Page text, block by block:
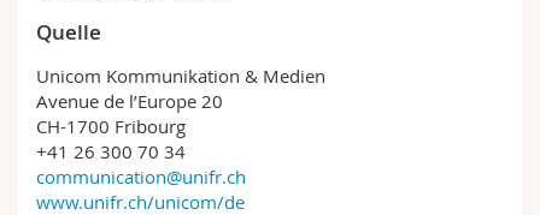
Quelle
Unicom Kommunikation & Medien
Avenue de l’Europe 20
CH-1700 Fribourg
+41 26 300 70 34
communication@unifr.ch
www.unifr.ch/unicom/de